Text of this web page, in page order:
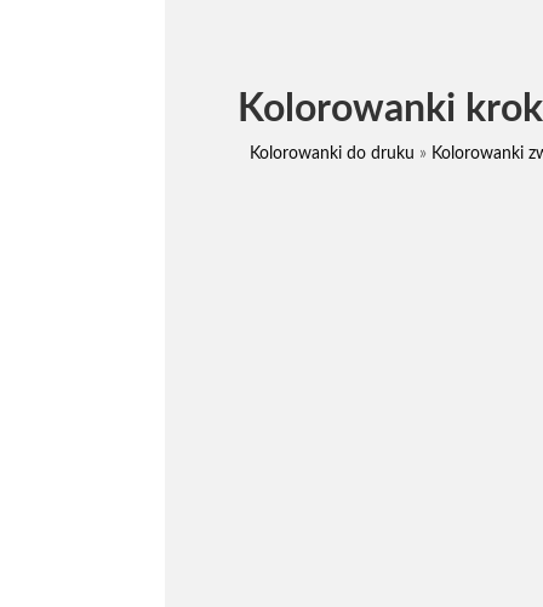
Kolorowanki
Kolorowanki do druku » Kolorowanki